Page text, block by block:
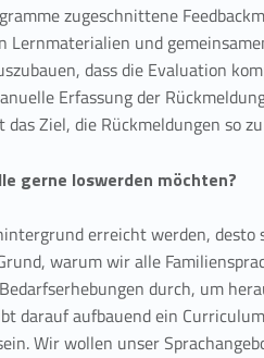
zugeschnittene
und
dass die Evaluation
Erfassung der
Ziel, die Rückmeldungen so
gerne loswerden möchten?
erreicht werden,
warum wir alle
durch, um
darauf aufbauend ein
Wir wollen unser